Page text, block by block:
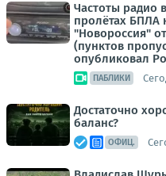
Частоты радио
пролётах БПЛА
"Новороссия"
(пунктов
опубликовал
ПАБЛИКИ
Достаточно
баланс?
ОФИЦ.